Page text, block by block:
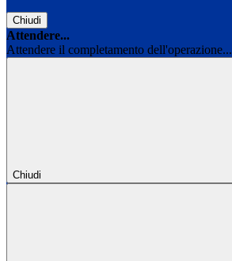
Chiudi
Attendere...
Attendere il completamento dell'operazione...
Chiudi